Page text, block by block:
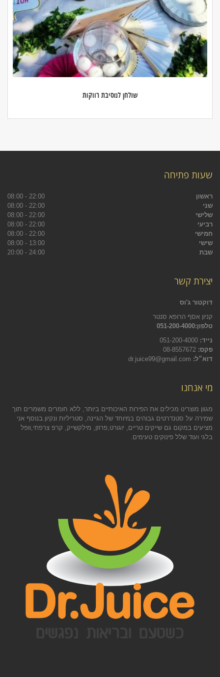
שולחן למסיבת רווקות
שעות פתיחה
ראשון
22:00 - 08:00
שני
22:00 - 08:00
שלישי
22:00 - 08:00
רביעי
22:00 - 08:00
חמישי
22:00 - 08:00
שישי
13:00 - 08:00
שבת
24:00 - 20:00
יצירת קשר
דוקטור ג'וס
קניון אסף הרופא סנטר
טלפון:051-200-4000
נייד:
פקס:
דוא״ל:
מי אנחנו
מגוון מוצרינו מכילים את הפירות האיכותיים ביותר, ללא חומרים משמרים תוך
שמירה על סטנדרטים גבוהים במיוחד של הגיינה, סטריליות ונקיון.בנוסף אני
מציעים במקום גם שייקים טריים, יוגורט,פרוזן, מילקשייק, קרפ צרפתי,וופל
בלגי ועוד שלל פינוקים טעימים.